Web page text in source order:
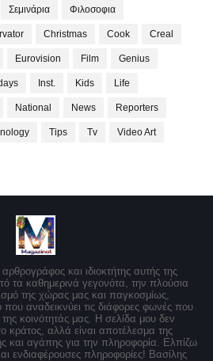
Σεμινάρια Φιλοσοφια
Christmas Cook Creal
Eurovision Film Genius
Inst. Kids Life
National News Reporters
Tips Tv Video Art
και ιδιοκτήτης αυτής της
τα καθημερινά γεγονότα, την πλούσια
της χώρας μας και παγκοσμίως,
που αναδεικνύει τις διάφορες φωνές που
κοινότητάς μας. Η σελίδα μου δεν
κράτος, αλλά είναι αποτέλεσμα της
και αγάπης για την πληροφορία. Ελπίζω
ενδιαφέρουσες πληροφορίες! Βασίλης